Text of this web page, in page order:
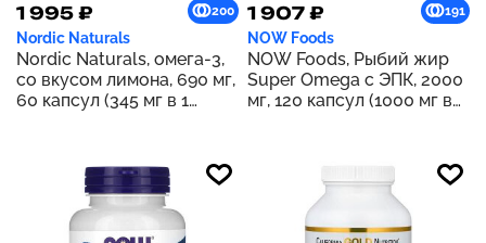
1 995 ₽ 200
Nordic Naturals
Nordic Naturals, омега-3,
со вкусом лимона, 690 мг,
60 капсул (345 мг в 1
1 907 ₽ 191
NOW Foods
NOW Foods, Рыбий жир
Super Omega с ЭПК, 2000
мг, 120 капсул (1000 мг в